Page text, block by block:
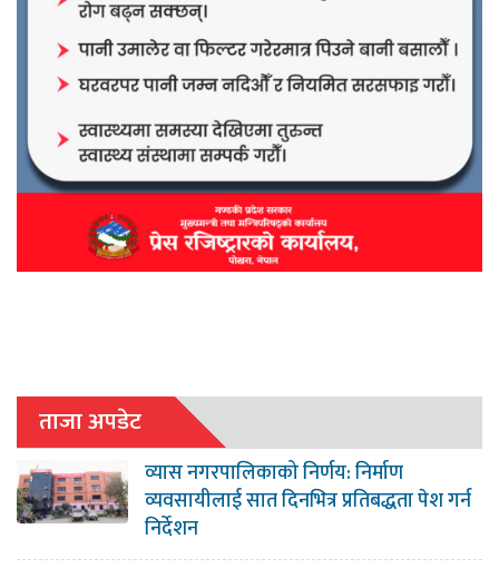
ताजा अपडेट
व्यास नगरपालिकाको निर्णय: निर्माण
व्यवसायीलाई सात दिनभित्र प्रतिबद्धता पेश गर्न
निर्देशन